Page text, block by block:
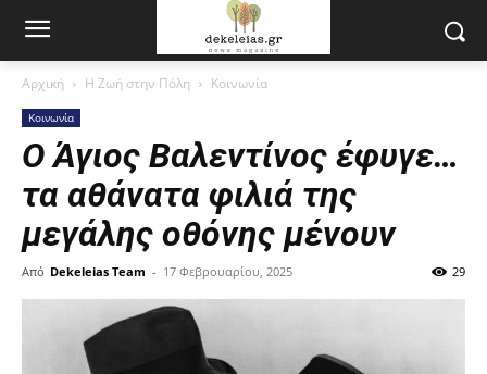
Αρχική Η Ζωή στην Πόλη Κοινωνία
Κοινωνία
Ο Άγιος Βαλεντίνος έφυγε…
τα αθάνατα φιλιά της
μεγάλης οθόνης μένουν
Από Dekeleias Team - 17 Φεβρουαρίου, 2025 29